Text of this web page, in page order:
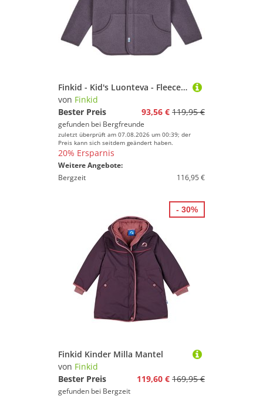
Finkid - Kid's Luonteva - Fleecejacke Gr 130/140 lila
von Finkid
Bester Preis
93,56 € 119,95 €
gefunden bei Bergfreunde
zuletzt überprüft am 07.08.2026 um 00:39; der
Preis kann sich seitdem geändert haben.
20% Ersparnis
Weitere Angebote:
Bergzeit
116,95 €
Finkid Kinder Milla Mantel
von Finkid
Bester Preis
119,60 € 169,95 €
gefunden bei Bergzeit
- 30%